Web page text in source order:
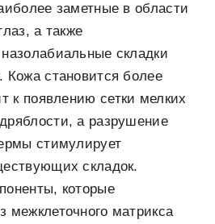
заметные в области
а также
складки
становится более
к появлению сетки мелких
а разрушение
стимулирует
складок.
которые
межклеточного матрикса